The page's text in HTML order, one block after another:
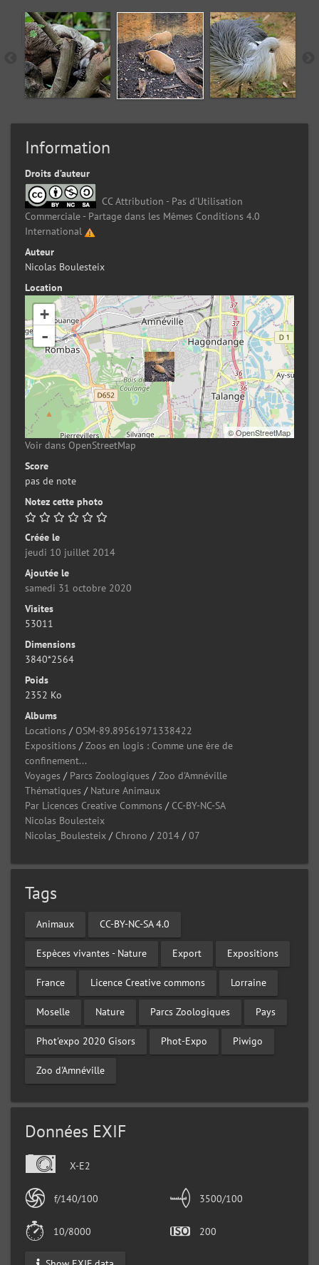
Information
Droits d’auteur
CC Attribution - Pas d’Utilisation
Commerciale - Partage dans les Mêmes Conditions 4.0
International
Auteur
Nicolas Boulesteix
Location
+
-
©OpenStreetMap
Voir dans OpenStreetMap
Score
pas de note
Notez cette photo
Créée le
jeudi 10 juillet 2014
Ajoutée le
samedi 31 octobre 2020
Visites
53011
Dimensions
3840*2564
Poids
2352 Ko
Albums
Locations / OSM-89.89561971338422
Expositions /Zoos en logis : Comme une ère de
confinement...
Voyages / Parcs Zoologiques /Zoo d'Amnéville
Thématiques / Nature Animaux
Par Licences Creative Commons / CC-BY-NC-SA
Nicolas Boulesteix
Nicolas_Boulesteix / Chrono / 2014 /07
Tags
Animaux CC-BY-NC-SA 4.0
Espèces vivantes - Nature Export Expositions
France Licence Creative commons Lorraine
Moselle Nature Parcs Zoologiques Pays
Phot'expo 2020 Gisors Phot-Expo Piwigo
Zoo d'Amnéville
Données EXIF
X-E2
f/140/100 3500/100
10/8000 200